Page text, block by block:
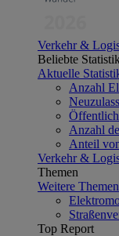
Verkehr &
Beliebte
Aktuelle
Anzahl
Anzahl
Anteil
Verkehr &
Themen
Weitere Themen
Top Report